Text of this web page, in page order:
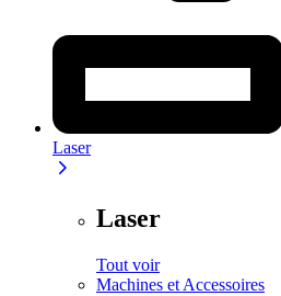
Laser
Laser
Tout voir
Machines et Accessoires